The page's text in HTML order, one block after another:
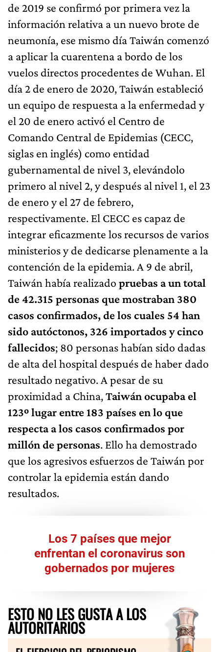
de 2019 se confirmó por primera vez la
información relativa a un nuevo brote de
neumonía, ese mismo día Taiwán comenzó
a aplicar la cuarentena a bordo de los
vuelos directos procedentes de Wuhan. El
día 2 de enero de 2020, Taiwán estableció
un equipo de respuesta a la enfermedad y
el 20 de enero activó el Centro de
Comando Central de Epidemias (CECC,
siglas en inglés) como entidad
gubernamental de nivel 3, elevándolo
primero al nivel 2, y después al nivel 1, el 23
de enero y el 27 de febrero,
respectivamente. El CECC es capaz de
integrar eficazmente los recursos de varios
ministerios y de dedicarse plenamente a la
contención de la epidemia. A 9 de abril,
Taiwán había realizado pruebas a un total
de 42.315 personas que mostraban 380
casos confirmados, de los cuales 54 han
sido autóctonos, 326 importados y cinco
fallecidos; 80 personas habían sido dadas
de alta del hospital después de haber dado
resultado negativo. A pesar de su
proximidad a China,Taiwán ocupaba el
123º lugar entre 183 países en lo que
respecta a los casos confirmados por
millón de personas. Ello ha demostrado
que los agresivos esfuerzos de Taiwán por
controlar la epidemia están dando
resultados.
Los 7 países que mejor
enfrentan el coronavirus son
gobernados por mujeres
ESTO NO LES GUSTA A LOS
AUTORITARIOS